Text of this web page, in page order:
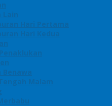
Lain
Hari Pertama
Hari Kedua
Benawa
Malam